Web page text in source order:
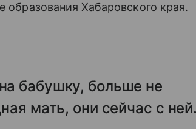
Хабаровского края.
бабушку, больше не
мать, они сейчас с ней.